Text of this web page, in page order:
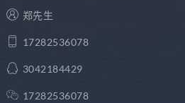
郑先生
17282536078
3042184429
17282536078